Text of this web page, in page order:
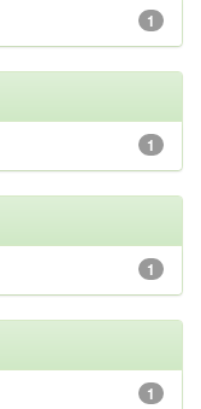
1
1
1
1